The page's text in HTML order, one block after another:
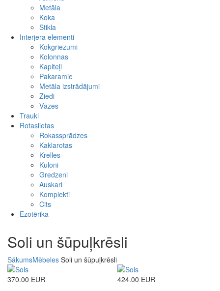
Metāla
Koka
Stikla
Interjera elementi
Kokgriezumi
Kolonnas
Kapiteļi
Pakaramie
Metāla izstrādājumi
Ziedi
Vāzes
Trauki
Rotaslietas
Rokassprādzes
Kaklarotas
Krelles
Kuloni
Gredzeni
Auskari
Komplekti
Cits
Ezotērika
Soli un šūpuļkrēsli
SākumsMēbeles Soli un šūpuļkrēsli
370.00 EUR
424.00 EUR